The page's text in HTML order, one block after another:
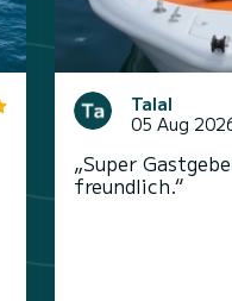
Talal
05 Aug
„Super
freundlich.“